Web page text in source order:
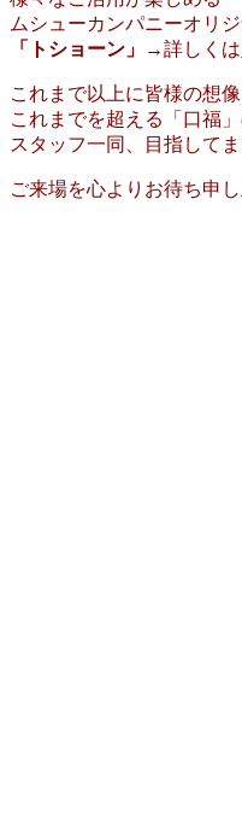
ムシューカンパニーオリ
「トショーン」
→詳しくは
これまで以上に皆様の想
これまでを超える「口福
スタッフ一同、目指してま
ご来場を心よりお待ち申